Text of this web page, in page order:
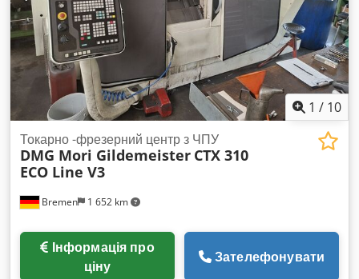
1 / 10
Bremen 1 652 km
Токарно -фрезерний центр з ЧПУ
DMG Mori Gildemeister CTX 310
ECO Line V3
ціну
Зателефонувати